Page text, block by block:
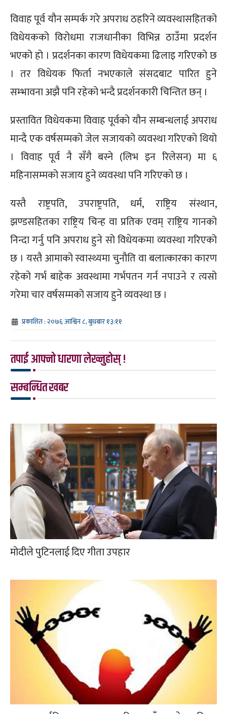
विवाह पूर्व यौन सम्पर्क गरे अपराध ठहरिने व्यवस्थासहितको
विधेयकको विरोधमा राजधानीका विभिन्न ठाउँमा प्रदर्शन
भएको हो । प्रदर्शनका कारण विधेयकमा ढिलाइ गरिएको छ
। तर विधेयक फिर्ता नभएकाले संसदबाट पारित हुने
सम्भावना अझै पनि रहेको भन्दै प्रदर्शनकारी चिन्तित छन् ।
प्रस्तावित विधेयकमा विवाह पूर्वको यौन सम्बन्धलाई अपराध
मान्दै एक वर्षसम्मको जेल सजायको व्यवस्था गरिएको थियो
। विवाह पूर्व नै सँगै बस्ने (लिभ इन रिलेसन) मा ६
महिनासम्मको सजाय हुने व्यवस्था पनि गरिएको छ ।
यस्तै राष्ट्रपति, उपराष्ट्रपति, धर्म, राष्ट्रिय संस्थान,
झण्डसहितका राष्ट्रिय चिन्ह वा प्रतिक एवम् राष्ट्रिय गानको
निन्दा गर्नु पनि अपराध हुने सो विधेयकमा व्यवस्था गरिएको
छ । यस्तै आमाको स्वास्थ्यमा चुनौति वा बलात्कारका कारण
रहेको गर्भ बाहेक अवस्थामा गर्भपतन गर्न नपाउने र त्यसो
गरेमा चार वर्षसम्मको सजाय हुने व्यवस्था छ ।
प्रकाशित : २०७६ आश्विन ८, बुधबार १३:११
तपाई आफ्नो धारणा लेख्नुहोस् !
सम्बन्धित खबर
मोदीले पुटिनलाई दिए गीता उपहार